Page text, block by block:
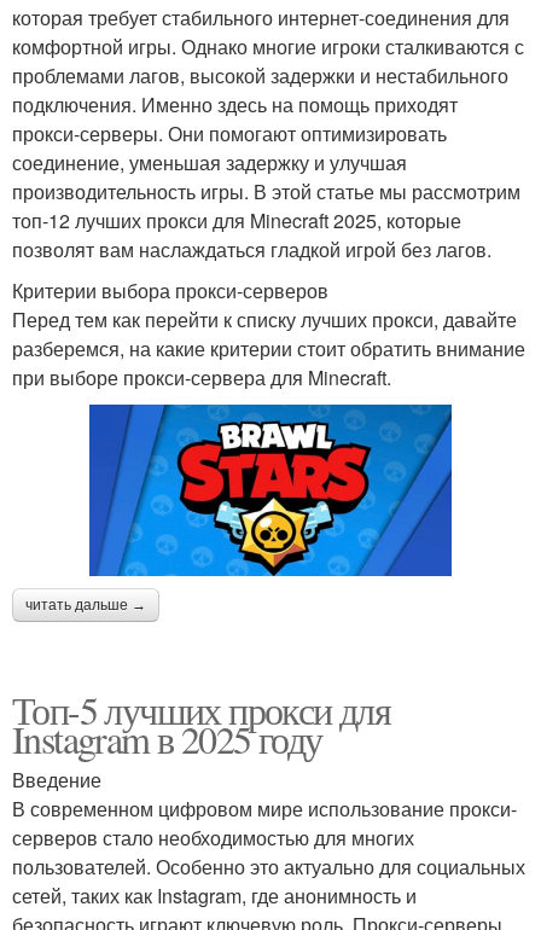
которая требует стабильного интернет-соединения для
комфортной игры. Однако многие игроки сталкиваются с
проблемами лагов, высокой задержки и нестабильного
подключения. Именно здесь на помощь приходят
прокси-серверы. Они помогают оптимизировать
соединение, уменьшая задержку и улучшая
производительность игры. В этой статье мы рассмотрим
топ-12 лучших прокси для Minecraft 2025, которые
позволят вам наслаждаться гладкой игрой без лагов.
Критерии выбора прокси-серверов
Перед тем как перейти к списку лучших прокси, давайте
разберемся, на какие критерии стоит обратить внимание
при выборе прокси-сервера для Minecraft.
читать дальше →
Топ-5 лучших прокси для
Instagram в 2025 году
Введение
В современном цифровом мире использование прокси-
серверов стало необходимостью для многих
пользователей. Особенно это актуально для социальных
сетей, таких как Instagram, где анонимность и